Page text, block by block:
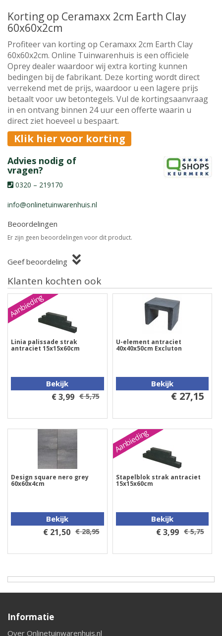
Korting op Ceramaxx 2cm Earth Clay
60x60x2cm
Profiteer van korting op Ceramaxx 2cm Earth Clay
60x60x2cm. Online Tuinwarenhuis is een officiele
Oprey dealer waardoor wij extra korting kunnen
bedingen bij de fabrikant. Deze korting wordt direct
verrekend met de prijs, waardoor u een lagere prijs
betaalt voor uw betontegels. Vul de kortingsaanvraag
in en ontvang binnen 24 uur een offerte waarin u
direct ziet hoeveel u bespaart.
Klik hier voor korting
Advies nodig of
vragen?
0320 – 219170
info@onlinetuinwarenhuis.nl
Beoordelingen
Er zijn geen beoordelingen voor dit product.
Geef beoordeling
Klanten kochten ook
Aanbieding
Linia palissade strak
antraciet 15x15x60cm
Bekijk
€ 3,99 € 5,75
U-element antraciet
40x40x50cm Excluton
Bekijk
€ 27,15
Design square nero grey
60x60x4cm
Bekijk
€ 21,50 € 28,95
Aanbieding
Stapelblok strak antraciet
15x15x60cm
Bekijk
€ 3,99 € 5,75
Informatie
Over Onlinetuinwarenhuis.nl